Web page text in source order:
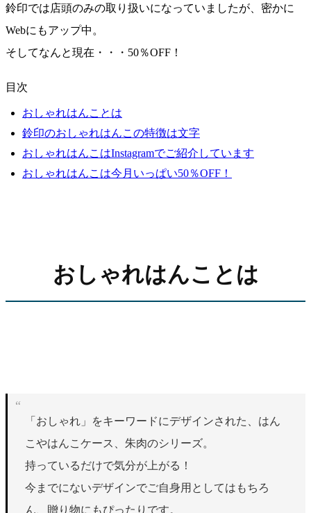
鈴印では店頭のみの取り扱いになっていましたが、密かに
Webにもアップ中。
そしてなんと現在・・・50％OFF！
目次
おしゃれはんことは
鈴印のおしゃれはんこの特徴は文字
おしゃれはんこはInstagramでご紹介しています
おしゃれはんこは今月いっぱい50％OFF！
おしゃれはんことは
「おしゃれ」をキーワードにデザインされた、はん
こやはんこケース、朱肉のシリーズ。
持っているだけで気分が上がる！
今までにないデザインでご自身用としてはもちろ
ん、贈り物にもぴったりです。